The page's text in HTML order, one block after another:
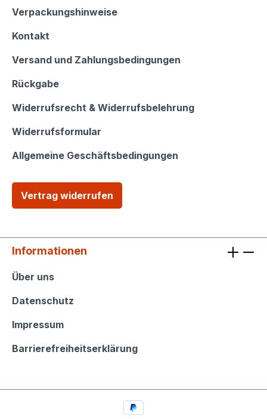
Shop Service
Verpackungshinweise
Kontakt
Versand und Zahlungsbedingungen
Rückgabe
Widerrufsrecht & Widerrufsbelehrung
Widerrufsformular
Allgemeine Geschäftsbedingungen
Vertrag widerrufen
Informationen
Informationen
Über uns
Datenschutz
Impressum
Barrierefreiheitserklärung